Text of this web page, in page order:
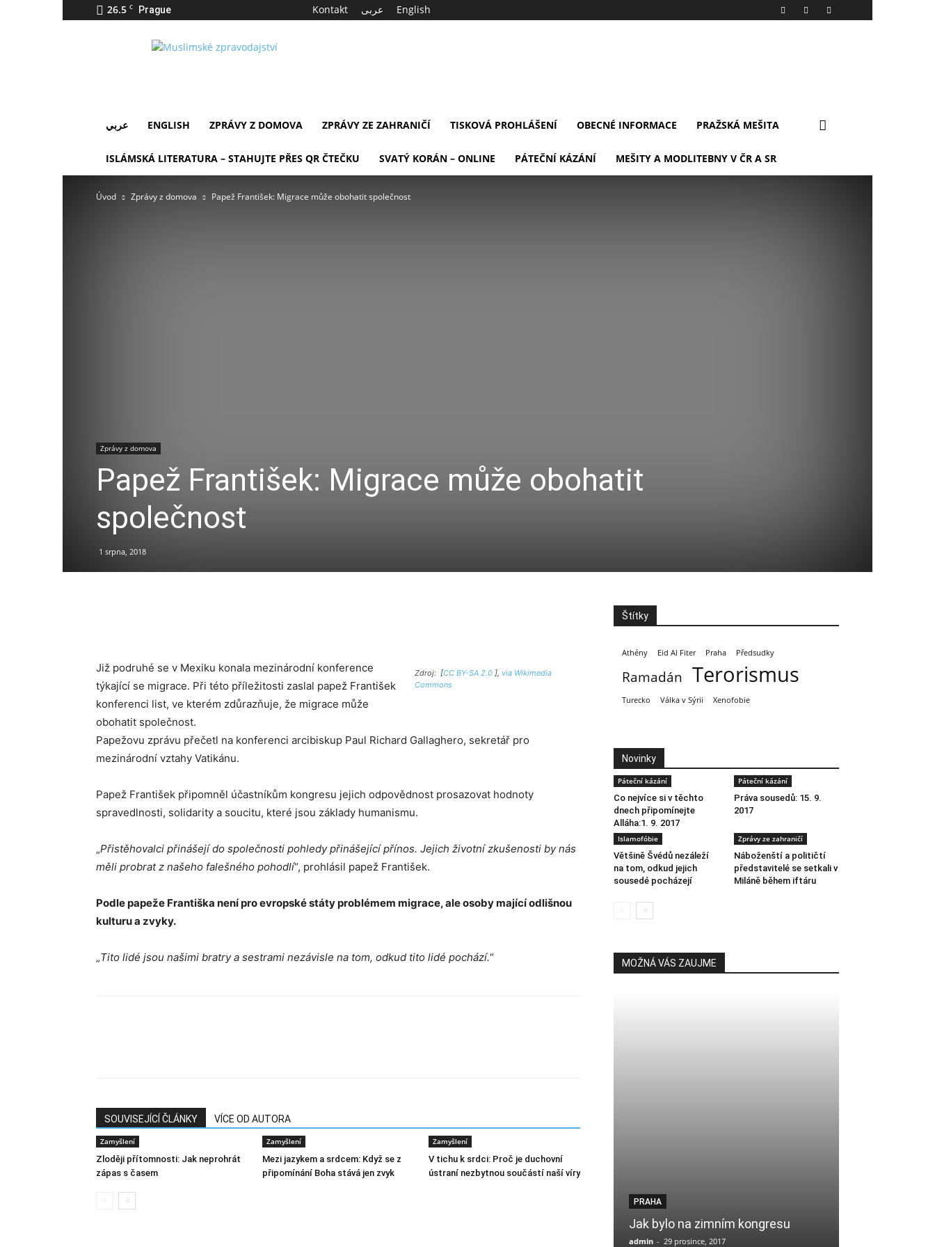
26.5 C Prague Kontakt عربى English
IslámDnes
عربي ENGLISH ZPRÁVY Z DOMOVA ZPRÁVY ZE ZAHRANIČÍ TISKOVÁ PROHLÁŠENÍ OBECNÉ INFORMACE PRAŽSKÁ MEŠITA
ISLÁMSKÁ LITERATURA – STAHUJTE PŘES QR ČTEČKU SVATÝ KORÁN – ONLINE PÁTEČNÍ KÁZÁNÍ MEŠITY A MODLITEBNY V ČR A SR
Úvod Zprávy z domova Papež František: Migrace může obohatit společnost
Zprávy z domova
Papež František: Migrace může obohatit
společnost
1 srpna, 2018
Zdroj: [CC BY-SA 2.0 ], via Wikimedia
Commons
Již podruhé se v Mexiku konala mezinárodní konference
týkající se migrace. Při této příležitosti zaslal papež František
konferenci list, ve kterém zdůrazňuje, že migrace může
obohatit společnost.
Papežovu zprávu přečetl na konferenci arcibiskup Paul Richard Gallaghero, sekretář pro
mezinárodní vztahy Vatikánu.
Papež František připomněl účastníkům kongresu jejich odpovědnost prosazovat hodnoty
spravedlnosti, solidarity a soucitu, které jsou základy humanismu.
„Přistěhovalci přinášejí do společnosti pohledy přinášející přínos. Jejich životní zkušenosti by nás
měli probrat z našeho falešného pohodlí“, prohlásil papež František.
Podle papeže Františka není pro evropské státy problémem migrace, ale osoby mající odlišnou
kulturu a zvyky.
„Tito lidé jsou našimi bratry a sestrami nezávisle na tom, odkud tito lidé pochází.“
SOUVISEJÍCÍ ČLÁNKY VÍCE OD AUTORA
Zamyšlení
Zloději přítomnosti: Jak neprohrát
zápas s časem
Zamyšlení
Mezi jazykem a srdcem: Když se z
připomínání Boha stává jen zvyk
Zamyšlení
V tichu k srdci: Proč je duchovní
ústraní nezbytnou součástí naší víry
Štítky
Athény Eid Al Fiter Praha Předsudky
Ramadán Terorismus
Turecko Válka v Sýrii Xenofobie
Novinky
Páteční kázání
Co nejvíce si v těchto
dnech připomínejte
Alláha:1. 9. 2017
Páteční kázání
Práva sousedů: 15. 9.
2017
Islamofóbie
Většině Švédů nezáleží
na tom, odkud jejich
sousedé pocházejí
Zprávy ze zahraničí
Náboženští a političtí
představitelé se setkali v
Miláně během iftáru
MOŽNÁ VÁS ZAUJME
PRAHA
Jak bylo na zimním kongresu
admin - 29 prosince, 2017